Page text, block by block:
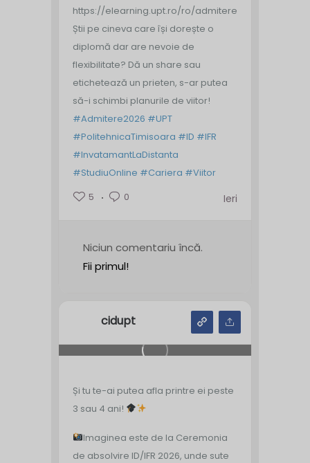
https://elearning.upt.ro/ro/admitere/
Știi pe cineva care își dorește o
diplomă dar are nevoie de
flexibilitate? Dă un share sau
etichetează un prieten, s-ar putea
să-i schimbi planurile de viitor!
#Admitere2026 #UPT
#PolitehnicaTimisoara #ID #IFR
#InvatamantLaDistanta
#StudiuOnline #Cariera #Viitor
5
0 Ieri
Niciun comentariu încă.
Fii primul!
cidupt
Și tu te-ai putea afla printre ei peste
3 sau 4 ani!
Imaginea este de la Ceremonia
de absolvire ID/IFR 2026, unde sute